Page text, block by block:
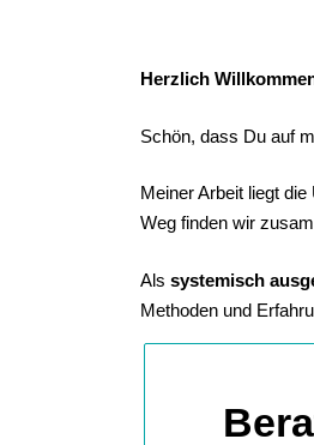
Herzlich
Schön, dass Du auf
Meiner Arbeit liegt
Weg finden wir
Als systemisch
Methoden und